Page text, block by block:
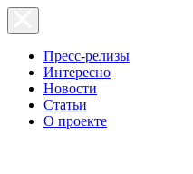
Пресс-релизы
Интересно
Новости
Статьи
О проекте